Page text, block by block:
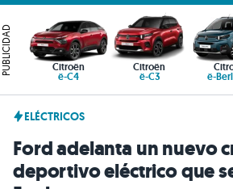
PUBLICIDAD Citroën
ë-C4
Citroën
ë-C3 ë-
ELÉCTRICOS
Ford adelanta un nuevo
deportivo eléctrico que